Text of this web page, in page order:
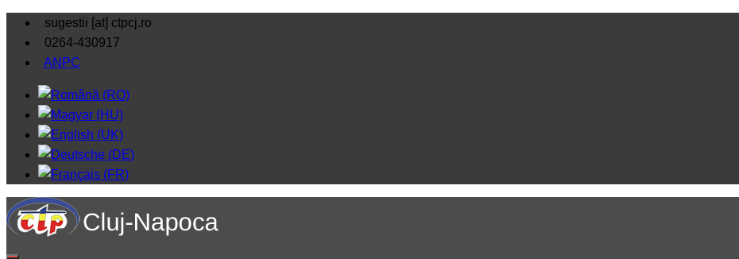
sugestii [at] ctpcj.ro
0264-430917
ANPC